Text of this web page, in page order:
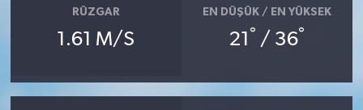
RÜZGAR
1.61 M/S
EN DÜŞÜK / EN YÜKSEK
21 ° / 36°